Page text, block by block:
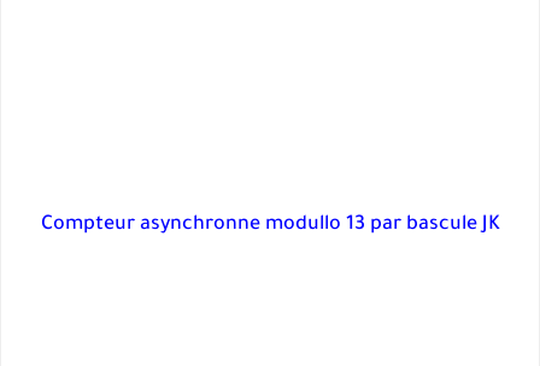
Compteur asynchronne modullo 13 par bascule JK